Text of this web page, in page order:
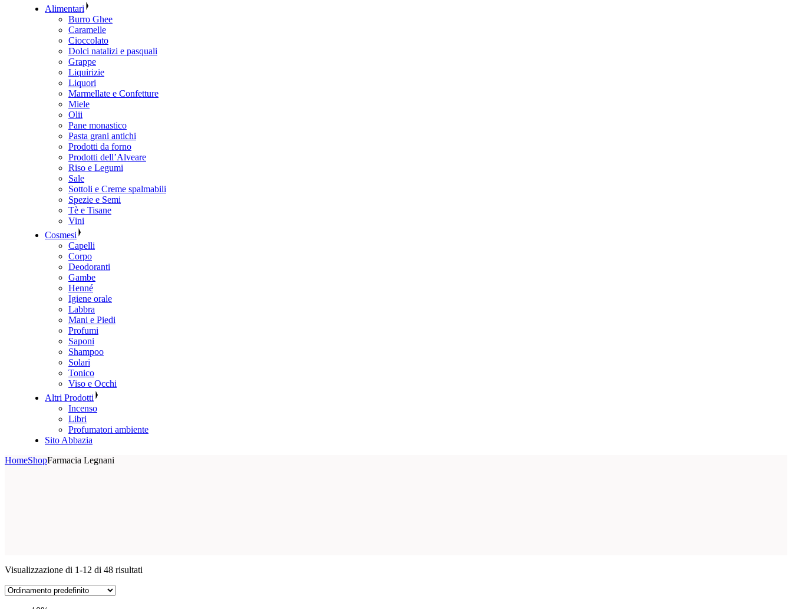
Alimentari
Burro Ghee
Caramelle
Cioccolato
Dolci natalizi e pasquali
Grappe
Liquirizie
Liquori
Marmellate e Confetture
Miele
Olii
Pane monastico
Pasta grani antichi
Prodotti da forno
Prodotti dell’Alveare
Riso e Legumi
Sale
Sottoli e Creme spalmabili
Spezie e Semi
Tè e Tisane
Vini
Cosmesi
Capelli
Corpo
Deodoranti
Gambe
Henné
Igiene orale
Labbra
Mani e Piedi
Profumi
Saponi
Shampoo
Solari
Tonico
Viso e Occhi
Altri Prodotti
Incenso
Libri
Profumatori ambiente
Sito Abbazia
HomeShopFarmacia Legnani
Visualizzazione di 1-12 di 48 risultati